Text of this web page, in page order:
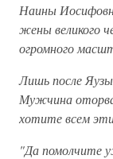
Наины
жены великого
огромного
Лишь после
Мужчина
хотите всем
"Да помолчите